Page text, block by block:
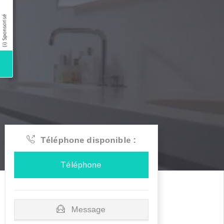
Téléphone disponible :
Téléphone
Message